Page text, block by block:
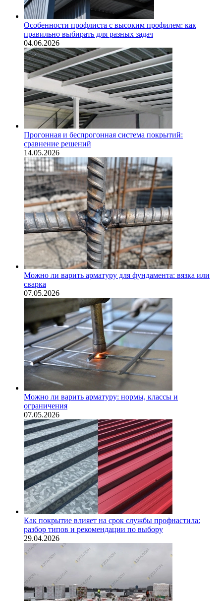
Особенности профлиста с высоким профилем: как
правильно выбирать для разных задач
04.06.2026
Прогонная и беспрогонная система покрытий:
сравнение решений
14.05.2026
Можно ли варить арматуру для фундамента: вязка или
сварка
07.05.2026
Можно ли варить арматуру: нормы, классы и
ограничения
07.05.2026
Как покрытие влияет на срок службы профнастила:
разбор типов и рекомендации по выбору
29.04.2026